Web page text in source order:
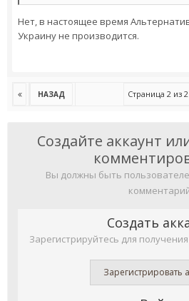
Нет, в настоящее время
Украину не производится.
НАЗАД Страница 2 из 2
Создайте аккаунт
Вы должны быть
Создать
Зарегистрируйтесь для
Зарегистрировать